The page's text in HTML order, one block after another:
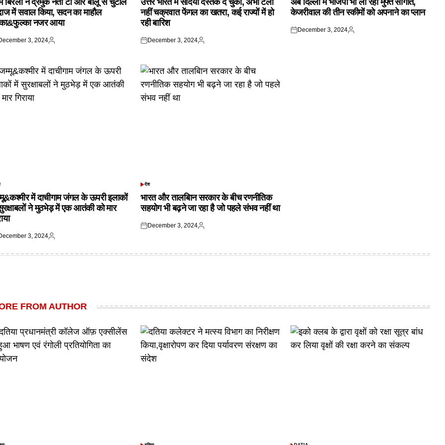
बिरला ने द्रमुक नेता टी आर बालू से चुटीले
में सवाल किया, सदन का माहौल
नजर आया
3, 2024
Posted
उत्तर भारत में सर्दियां दस्तक दे चुकी, अभी टला
नहीं चक्रवात फेंगल का खतरा, कई राज्यों में हो
रही बारिश
Posted
December 3, 2024
Posted
अब दिल्ली में भाजपा भी ला रही मुफ्त सौगातें,
केजरीवाल की तीन स्कीमों को अपनाने का प्लान
Posted
December 3, 2024
Posted
में दाचीगाम जंगल के ऊपरी इलाकों
ने मुठभेड़ में एक आतंकी को मार
3, 2024
Posted
POSTED
देश
भारत और तालबिान सरकार के बीच रणनीतिक
सहयोग भी बढ़ने जा रहा है जो पहले संभव नहीं था
Posted
December 3, 2024
Posted
FROM AUTHOR